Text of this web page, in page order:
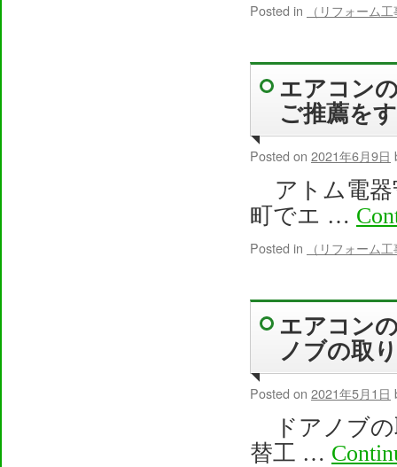
Posted in （リフォーム
エアコン
ご推薦を
Posted on 2021年6月9日
アトム電器
町でエ …
Posted in （リフォーム
エアコン
ノブの取
Posted on 2021年5月1日
ドアノブの
替工 …